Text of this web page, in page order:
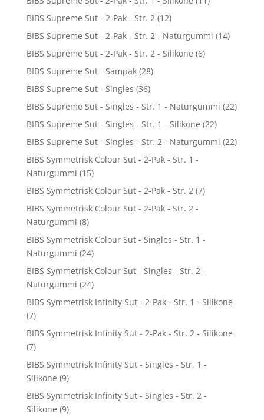
BIBS Supreme Sut - 2-Pak - Str. 2 (12)
BIBS Supreme Sut - 2-Pak - Str. 2 - Naturgummi (14)
BIBS Supreme Sut - 2-Pak - Str. 2 - Silikone (6)
BIBS Supreme Sut - Sampak (28)
BIBS Supreme Sut - Singles (36)
BIBS Supreme Sut - Singles - Str. 1 - Naturgummi (22)
BIBS Supreme Sut - Singles - Str. 1 - Silikone (22)
BIBS Supreme Sut - Singles - Str. 2 - Naturgummi (22)
BIBS Symmetrisk Colour Sut - 2-Pak - Str. 1 -
Naturgummi (15)
BIBS Symmetrisk Colour Sut - 2-Pak - Str. 2 (7)
BIBS Symmetrisk Colour Sut - 2-Pak - Str. 2 -
Naturgummi (8)
BIBS Symmetrisk Colour Sut - Singles - Str. 1 -
Naturgummi (24)
BIBS Symmetrisk Colour Sut - Singles - Str. 2 -
Naturgummi (24)
BIBS Symmetrisk Infinity Sut - 2-Pak - Str. 1 - Silikone
(7)
BIBS Symmetrisk Infinity Sut - 2-Pak - Str. 2 - Silikone
(7)
BIBS Symmetrisk Infinity Sut - Singles - Str. 1 -
Silikone (9)
BIBS Symmetrisk Infinity Sut - Singles - Str. 2 -
Silikone (9)